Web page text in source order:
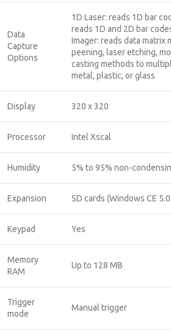
Data
Capture
Options
1D Laser: reads 1D bar
reads 1D and 2D bar
Imager: reads data matrix
peening, laser etching,
casting methods to
metal, plastic, or glass
Display 320 x 320
Processor Intel Xscal
Humidity 5% to 95% non-
Expansion SD cards (Windows CE
Keypad Yes
Memory
RAM
Up to 128 MB
Trigger
mode
Manual trigger